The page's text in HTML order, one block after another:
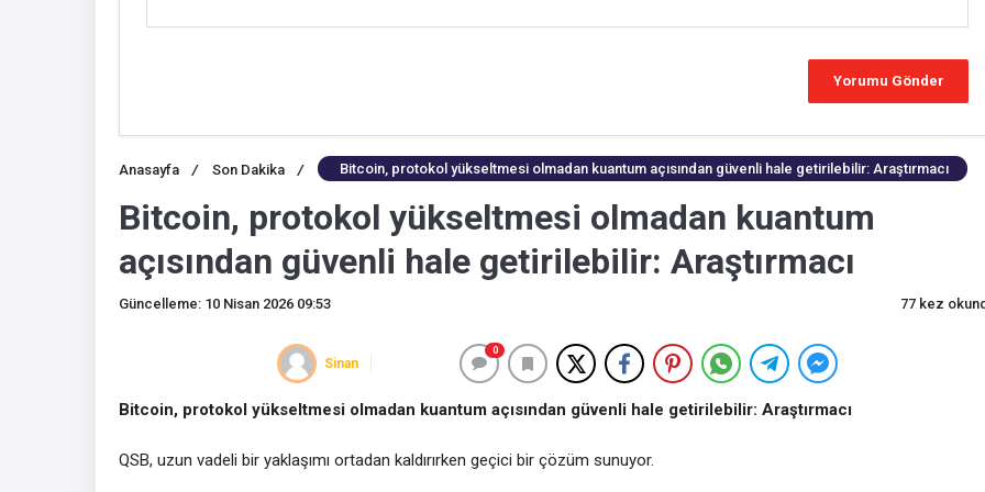
Anasayfa / Son Dakika / Bitcoin, protokol yükseltmesi olmadan kuantum açısından güvenli hale getirilebilir: Araştırmacı
Bitcoin, protokol yükseltmesi olmadan kuantum
açısından güvenli hale getirilebilir: Araştırmacı
Güncelleme: 10 Nisan 2026 09:53 77 kez
Sinan
0
Bitcoin, protokol yükseltmesi olmadan kuantum açısından güvenli hale getirilebilir: Araştırmacı
QSB, uzun vadeli bir yaklaşımı ortadan kaldırırken geçici bir çözüm sunuyor.